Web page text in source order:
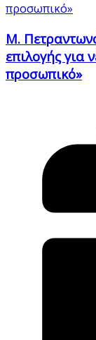
Μ.
επιλογής για
προσωπικό»